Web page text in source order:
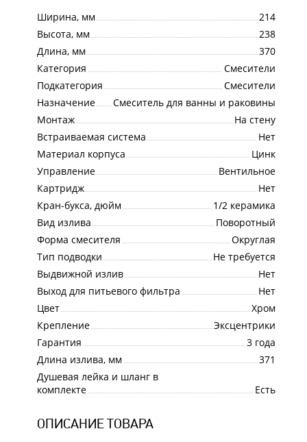
Ширина, мм
214
Высота, мм
238
Длина, мм
370
Категория
Смесители
Подкатегория
Смесители
Назначение
Смеситель для ванны и раковины
Монтаж
На стену
Встраиваемая система
Нет
Материал корпуса
Цинк
Управление
Вентильное
Картридж
Нет
Кран-букса, дюйм
1/2 керамика
Вид излива
Поворотный
Форма смесителя
Округлая
Тип подводки
Не требуется
Выдвижной излив
Нет
Выход для питьевого фильтра
Нет
Цвет
Хром
Крепление
Эксцентрики
Гарантия
3 года
Длина излива, мм
371
Душевая лейка и шланг в
комплекте
Есть
ОПИСАНИЕ ТОВАРА